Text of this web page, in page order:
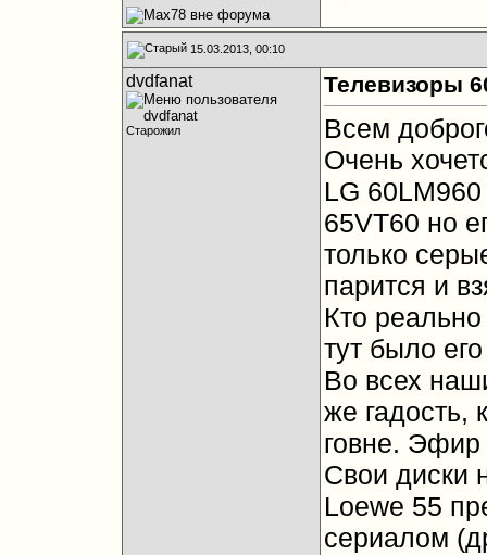
15.03.2013, 00:10
dvdfanat
Старожил
Телевизоры
Всем
Очень
LG
65VT60 но
только
парится и
Кто
тут было
Во всех
же гадость,
говне. Эфир
Свои диски
Loewe 55
сериалом